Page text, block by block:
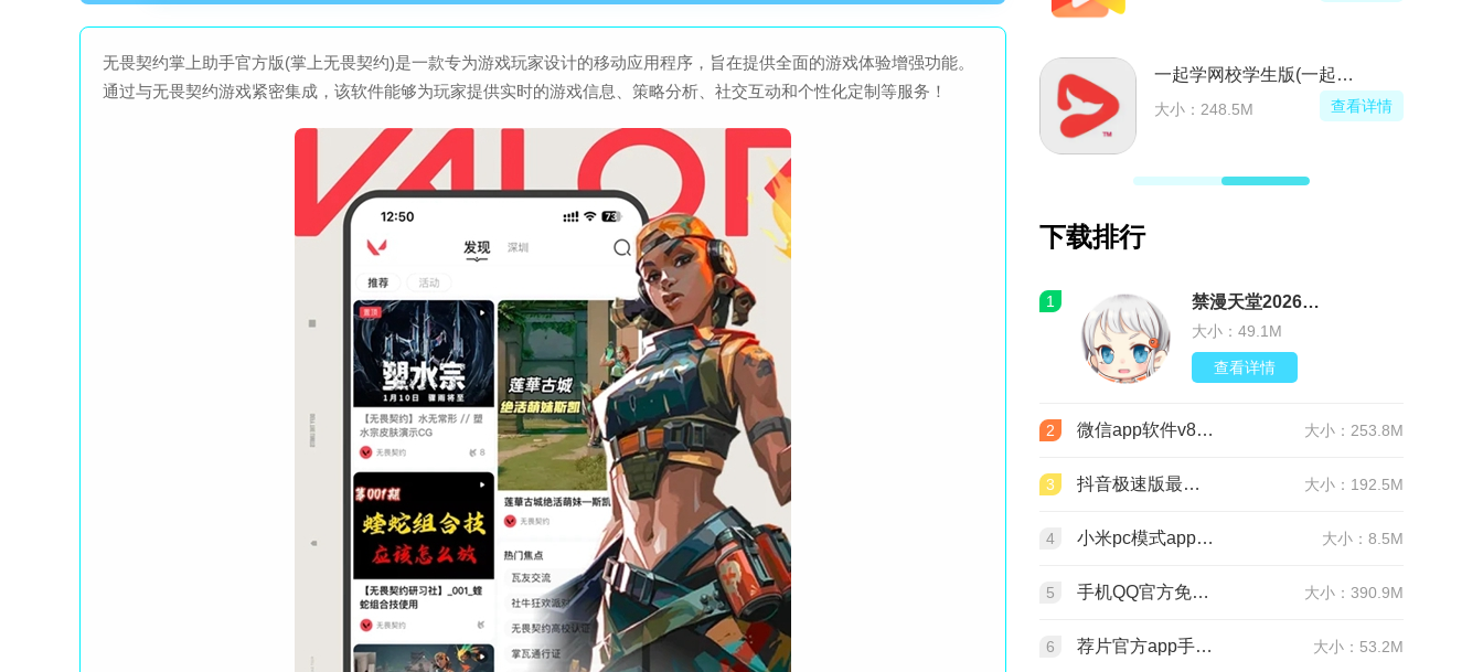
无畏契约掌上助手官方版(掌上无畏契约)是一款专为游戏玩家设计的移动应用程序，旨在提供全面的游戏体验增强功能。
通过与无畏契约游戏紧密集成，该软件能够为玩家提供实时的游戏信息、策略分析、社交互动和个性化定制等服务！
喜马拉雅极速版正版安装包 一起学网校学生版(一起学网校学生端下载安装)
大小：248.5M 查看详情
下载排行
1 禁漫天堂2026最新版安装包(JMComic3)v2.0.30安卓版
大小：49.1M
查看详情
2 微信app软件v8.0.76 官方版 大小：253.8M
3 抖音极速版最新版本官方版2026v39.9.0安卓版 大小：192.5M
4 小米pc模式app安装包(小米pc模式beta版)v12.1.208.5平板版 大小：8.5M
5 手机QQ官方免费最新版v9.3.30 官方正版 大小：390.9M
6 荐片官方app手机最新版v4.2.5安卓版 大小：53.2M